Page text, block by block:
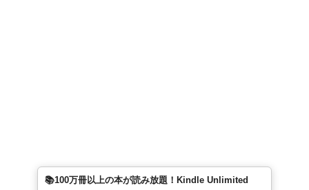
📚100万冊以上の本が読み放題！Kindle Unlimited